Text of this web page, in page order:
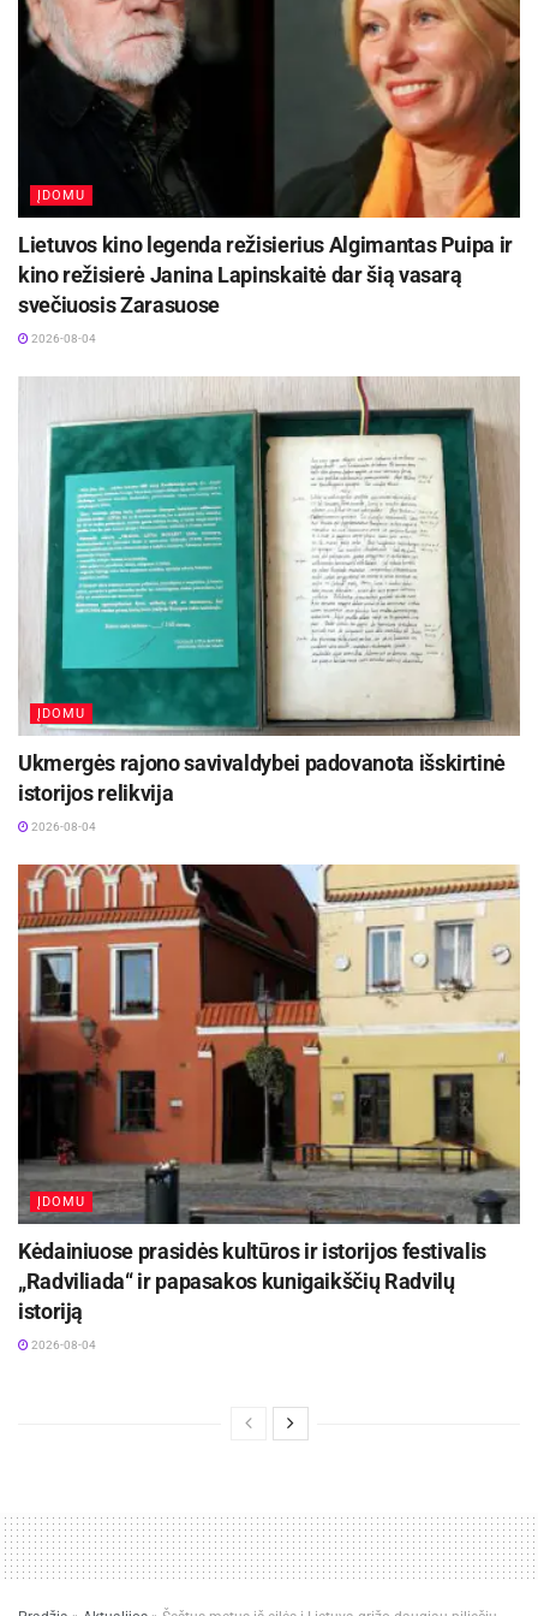
ĮDOMU
Lietuvos kino legenda režisierius Algimantas Puipa ir
kino režisierė Janina Lapinskaitė dar šią vasarą
svečiuosis Zarasuose
2026-08-04
ĮDOMU
Ukmergės rajono savivaldybei padovanota išskirtinė
istorijos relikvija
2026-08-04
ĮDOMU
Kėdainiuose prasidės kultūros ir istorijos festivalis
„Radviliada“ ir papasakos kunigaikščių Radvilų
istoriją
2026-08-04